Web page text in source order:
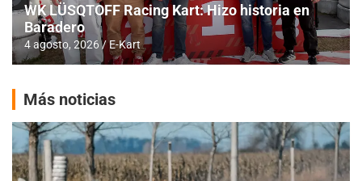
WK LÜSQTOFF Racing Kart: Hizo historia en
Baradero
4 agosto, 2026 E-Kart
Más noticias